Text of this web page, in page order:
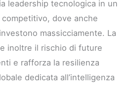
leadership tecnologica in un
dove anche
investono massicciamente. La
inoltre il rischio di future
e rafforza la resilienza
dedicata all’intelligenza